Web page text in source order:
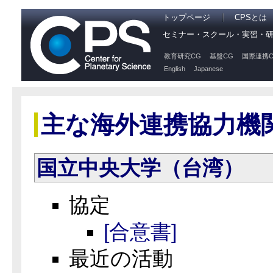
トップページ
CPSとは
セミナー・スクール・実習・
教育研究CG 基盤CG
国際連携
English
Japanese
主な海外連携協力機
国立中央大学（台湾）
協定
[合意書]
最近の活動